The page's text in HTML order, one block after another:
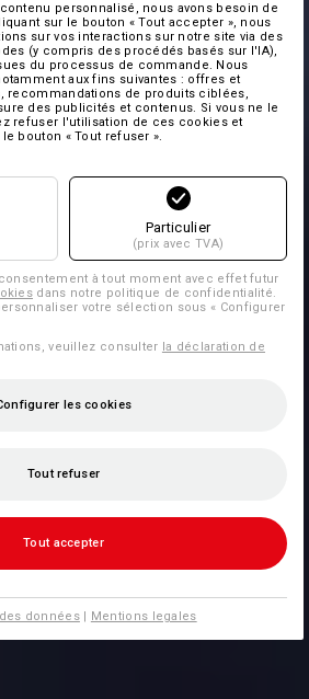
personnalisé, nous avons besoin de
sur le bouton « Tout accepter », nous
sur vos interactions sur notre site via des
(y compris des procédés basés sur l'IA),
du processus de commande. Nous
aux fins suivantes : offres et
recommandations de produits ciblées,
des publicités et contenus. Si vous ne le
refuser l'utilisation de ces cookies et
bouton « Tout refuser ».
Particulier
(prix avec TVA)
à tout moment avec effet futur
dans notre politique de confidentialité.
votre sélection sous « Configurer
veuillez consulter la déclaration de
les cookies
Tout refuser
Tout accepter
données| Mentions legales